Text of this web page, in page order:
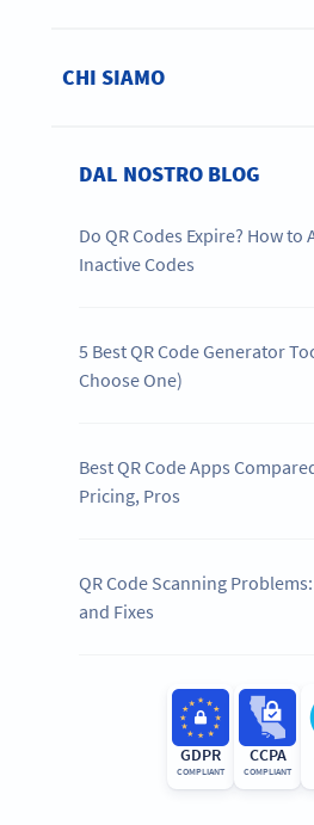
CHI SIAMO
DAL NOSTRO BLOG
Do QR Codes Expire? How
Inactive Codes
5 Best QR Code Generator
Choose One)
Best QR Code Apps
Pricing, Pros
QR Code Scanning
and Fixes
GDPR
COMPLIANT
CCPA
COMPLIANT